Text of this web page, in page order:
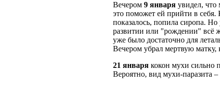
Вечером 9 января увидел, что
это поможет ей прийти в себя.
показалось, попила сиропа.
развитии или "рождении" всё
уже было достаточно для
Вечером убрал мертвую матку,
21 января кокон мухи сильно
Вероятно, вид мухи-паразита